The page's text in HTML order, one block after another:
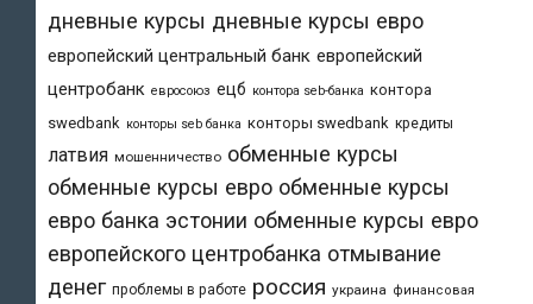
дневные курсы дневные курсы евро
европейский центральный банк европейский
центробанк евросоюз ецб контора seb-банка контора
swedbank конторы seb банка конторы swedbank кредиты
латвия мошенничество обменные курсы
обменные курсы евро обменные курсы
евро банка эстонии обменные курсы евро
европейского центробанка отмывание
денег проблемы в работе россия украина финансовая